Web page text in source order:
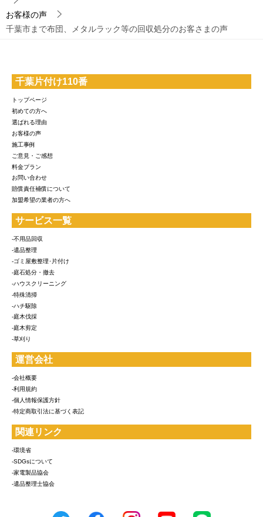
お客様の声
千葉市まで布団、メタルラック等の回収処分のお客さまの声
千葉片付け110番
トップページ
初めての方へ
選ばれる理由
お客様の声
施工事例
ご意見・ご感想
料金プラン
お問い合わせ
賠償責任補償について
加盟希望の業者の方へ
サービス一覧
-不用品回収
-遺品整理
-ゴミ屋敷整理･片付け
-庭石処分・撤去
-ハウスクリーニング
-特殊清掃
-ハチ駆除
-庭木伐採
-庭木剪定
-草刈り
運営会社
-会社概要
-利用規約
-個人情報保護方針
-特定商取引法に基づく表記
関連リンク
-環境省
-SDGsについて
-家電製品協会
-遺品整理士協会